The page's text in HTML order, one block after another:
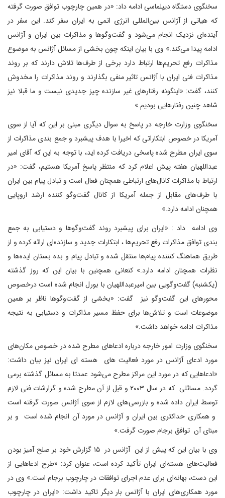
سخنگوی دستگاه دیپلماسی ادامه داد: «در همین چارچوب توافق صورت گرفته
که هیاتی از آژانس بین‌المللی انرژی اتمی به ایران سفر کند. این سفر در
آینده‌ای نزدیک انجام می‌شود و گفت‌وگوها و مذاکرات بین ایران و آژانس
ادامه پیدا می‌کند.» وی با بیان اینکه چون بخشی از مسائل آژانس به موضوع
مذاکرات رفع تحریم‌ها ارتباط دارد برخی از طرف‌ها تلاش دارند که بر روند
مذاکرات فنی ایران با آژانس تاثیر منفی بگذارند و روند مذاکرات را مخدوش
کنند، گفت: «اینگونه رفتارهای غیر سازنده چیز جدیدی نیست و ما قبلا نیز
شاهد چنین رفتارهایی بودیم.»
سخنگوی وزارت خارجه در پاسخ به سوال دیگری مبنی بر این که آیا از سوی
آمریکا در خصوص ابتکاراتی که اخیرا با هدف پیشبرد و جمع بندی مذاکرات از
سوی ایران مطرح شده پاسخی دریافت کرده اید، با توجه به این که آقای امیر
عبداللهیان هفته پیش اعلام کرد که منتظر پاسخ آمریکا هستیم، گفت: «در
ارتباط با مذاکرات کانال‌های ارتباطی همچنان فعال است و تبادل پیام بین ایران
با طرف‌های مقابل از جمله آمریکا از کانال گفت‌وگو کننده ارشد اروپایی
همچنان ادامه دارد.»
وی ادامه داد : «ایران برای پیشبرد روند گفت‌وگوها و دستیابی به جمع
بندی توافق مذاکرات رفع تحریم‌ها ، ابتکارات جدید و سازنده‌ای ارائه کرده و از
طریق هماهنگ کنننده پیام‌ها منتقل شده و تبادل پیام و بده بستان ایده‌ها و
نظرات همچنان ادامه دارد.» کنعانی همچنین با بیان این که روز گذشته
(یکشنبه) گفت‌وگویی بین امیرعبداللهیان با بورل انجام شده است درخصوص
محورهای این گفت‌وگو نیز گفت: «بخشی از گفت‌وگوها ناظر بر همین
موضوعات است و تلاش‌ها برای حفظ مسیر مذاکرات و دستیابی به نتیجه
مذاکرات ادامه خواهد داشت.»
سخنگوی وزارت امور خارجه درباره ادعاهای مطرح شده در خصوص مکان‌های
مورد ادعای آژانس در مورد فعالیت های هسته ای ایران نیز بیان داشت:
«ادعاهایی که در مورد این مراکز مطرح می‌شود عمدتا به مسائل گذشته برمی
گردد. مسائلی که در سال ۲۰۰۳ و قبل از آن مطرح شده و گزارشات فنی لازم
توسط ایران داده شده و بازرسی‌های لازم از سوی آژانس صورت گرفته است
و همکاری حداکثری بین ایران و آژانس در مورد آن انجام شده است و بر
مبنای آن توافق برجام صورت گرفت.»
وی با بیان این که پیش از این آژانس در ۱۵ گزارش خود بر صلح آمیز بودن
فعالیت‌های هسته‌ای ایران تأکید کرده است، عنوان کرد: «طرح ادعاهایی از
این دست، بهانه‌ای برای عدم اجرای توافقات در چارچوب برجام است.» وی در
مورد همکاری‌های ایران با آژانس بار دیگر تاکید داشت: «ایران در چارچوب